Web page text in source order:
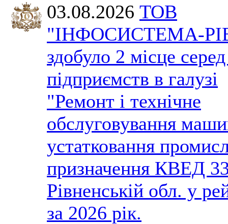
03.08.2026 ТОВ
"ІНФОСИСТЕМА-
здобуло 2 місце
підприємств в галузі
"Ремонт і технічне
обслуговування
устатковання
призначення КВЕД
Рівненській обл. у
за 2026 рік.